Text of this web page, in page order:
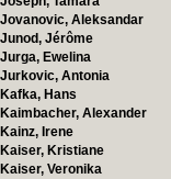
Jovanovic, Aleksandar
Junod, Jérôme
Jurga, Ewelina
Jurkovic, Antonia
Kafka, Hans
Kaimbacher, Alexander
Kainz, Irene
Kaiser, Kristiane
Kaiser, Veronika